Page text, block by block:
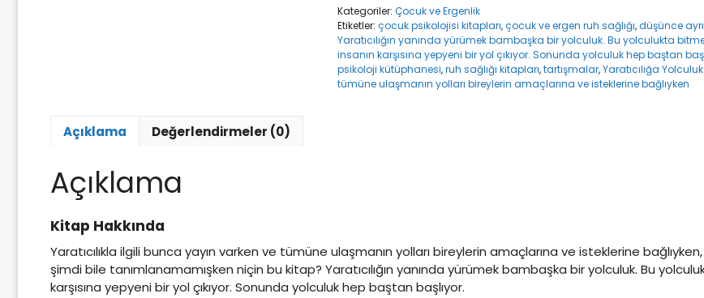
Kategoriler: Çocuk ve Ergenlik
Etiketler: çocuk psikolojisi kitapları,çocuk ve ergen ruh sağlığı,düşünce
Yaratıcılığın yanında yürümek bambaşka bir yolculuk. Bu yolculukta
insanın karşısına yepyeni bir yol çıkıyor. Sonunda yolculuk hep baştan
psikoloji kütüphanesi,ruh sağlığı kitapları,tartışmalar,Yaratıcılığa
tümüne ulaşmanın yolları bireylerin amaçlarına ve isteklerine bağlıyken
Açıklama Değerlendirmeler (0)
Açıklama
Kitap Hakkında
Yaratıcılıkla ilgili bunca yayın varken ve tümüne ulaşmanın yolları bireylerin amaçlarına ve isteklerine
şimdi bile tanımlanamamışken niçin bu kitap? Yaratıcılığın yanında yürümek bambaşka bir yolculuk. Bu
karşısına yepyeni bir yol çıkıyor. Sonunda yolculuk hep baştan başlıyor.